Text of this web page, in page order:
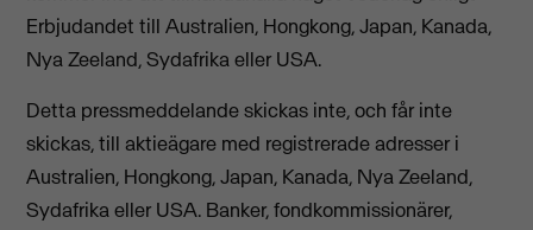
Erbjudandet till Australien, Hongkong, Japan, Kanada,
Nya Zeeland, Sydafrika eller USA.
Detta pressmeddelande skickas inte, och får inte
skickas, till aktieägare med registrerade adresser i
Australien, Hongkong, Japan, Kanada, Nya Zeeland,
Sydafrika eller USA. Banker, fondkommissionärer,